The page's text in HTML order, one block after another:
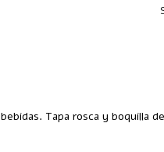
Tapa rosca y boquilla